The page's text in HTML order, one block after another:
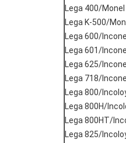
Lega 400/
Lega K-500/
Lega 600/
Lega 601/
Lega 625/
Lega 718/
Lega 800/
Lega 800H/
Lega 800HT/
Lega 825/